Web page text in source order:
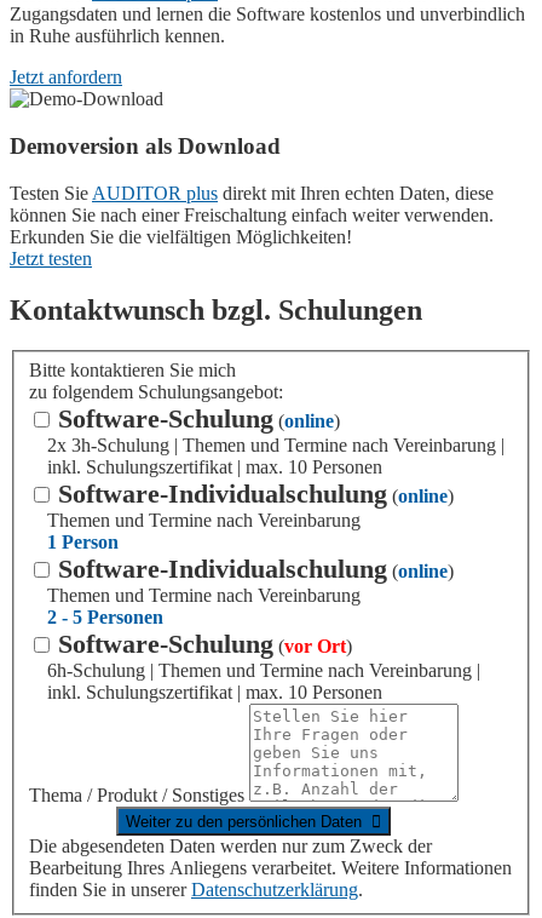
Zugangsdaten und lernen die Software kostenlos und unverbindlich
in Ruhe ausführlich kennen.
Jetzt anfordern
Demoversion als Download
Testen Sie AUDITOR plus direkt mit Ihren echten Daten, diese
können Sie nach einer Freischaltung einfach weiter verwenden.
Erkunden Sie die vielfältigen Möglichkeiten!
Jetzt testen
Kontaktwunsch bzgl. Schulungen
Bitte kontaktieren Sie mich
zu folgendem Schulungsangebot:
Software-Schulung (online)
2x 3h-Schulung | Themen und Termine nach Vereinbarung |
inkl. Schulungszertifikat | max. 10 Personen
Software-Individualschulung (online)
Themen und Termine nach Vereinbarung
1 Person
Software-Individualschulung (online)
Themen und Termine nach Vereinbarung
2 - 5 Personen
Software-Schulung (vor Ort)
6h-Schulung | Themen und Termine nach Vereinbarung |
inkl. Schulungszertifikat | max. 10 Personen
Thema / Produkt / Sonstiges
Die abgesendeten Daten werden nur zum Zweck der
Bearbeitung Ihres Anliegens verarbeitet. Weitere Informationen
finden Sie in unsererDatenschutzerklärung.